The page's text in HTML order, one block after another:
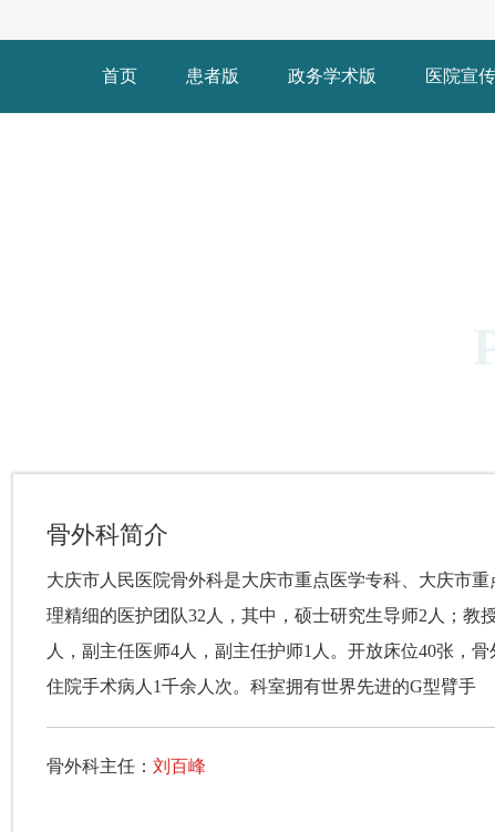
首页 患者版 政务学术版 医院宣
骨外科简介
大庆市人民医院骨外科是大庆市重点医学专科、大庆市
理精细的医护团队32人，其中，硕士研究生导师2人；教
人，副主任医师4人，副主任护师1人。开放床位40张，
住院手术病人1千余人次。科室拥有世界先进的G型臂手
骨外科主任： 刘百峰